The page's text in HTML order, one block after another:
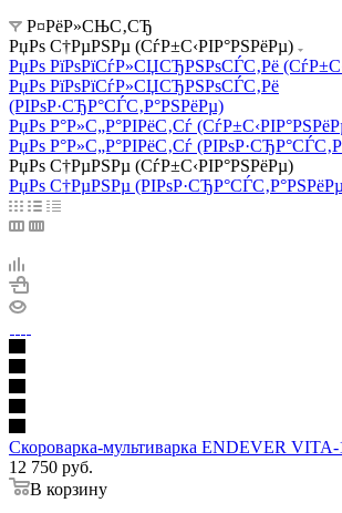
Р¤РёР»СЊС‚СЂ
РџРѕ С†РµРЅРµ (СѓР±С‹РІР°РЅРёРµ)
РџРѕ РїРѕРїСѓР»СЏСЂРЅРѕСЃС‚Рё
РџРѕ РїРѕРїСѓР»СЏСЂРЅРѕСЃС‚Рё
(РІРѕР·СЂР°СЃС‚Р°РЅРёРµ)
РџРѕ Р°Р»С„Р°РІРёС‚Сѓ
РџРѕ Р°Р»С„Р°РІРёС‚Сѓ
РџРѕ С†РµРЅРµ (СѓР±С‹РІР°РЅРёРµ)
РџРѕ С†РµРЅРµ
Скороварка-мультиварка ENDEVER VITA-
12 750 руб.
В корзину